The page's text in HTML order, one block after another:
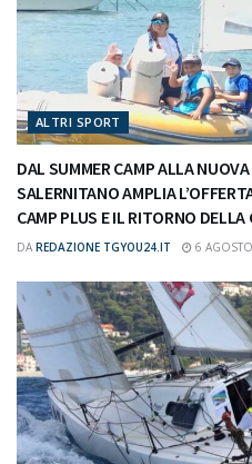
ALTRI SPORT
DAL SUMMER CAMP ALLA
SALERNITANO AMPLIA
CAMP PLUS E IL RITORNO DELLA
DA REDAZIONE TGYOU24.IT 6